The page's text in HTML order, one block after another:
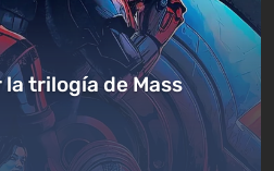
la trilogía de Mass